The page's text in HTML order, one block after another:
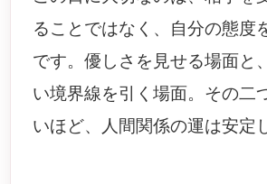
ることではなく、自分の態度
です。優しさを見せる場面と
い境界線を引く場面。その二
いほど、人間関係の運は安定